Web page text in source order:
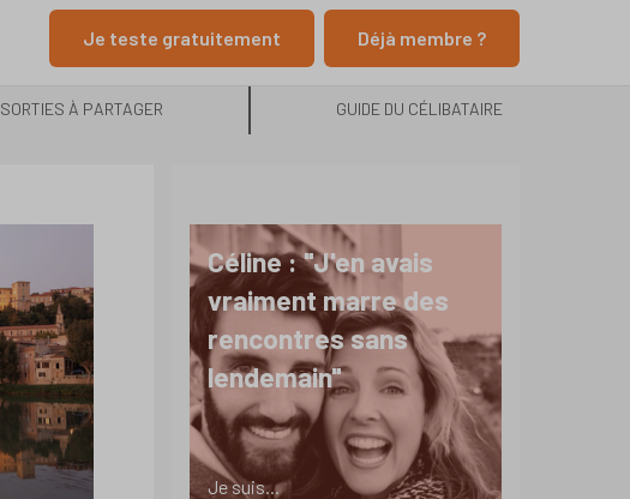
Je teste gratuitement Déjà membre ?
SORTIES À PARTAGER GUIDE DU CÉLIBATAIRE
Céline : "J'en avais
vraiment marre des
rencontres sans
lendemain"
Je suis...